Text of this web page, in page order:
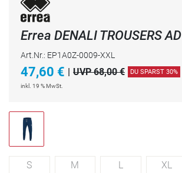
Errea DENALI TROUSERS AD
Art.Nr.: EP1A0Z-0009-XXL
47,60 € | UVP 68,00 € DU SPARST 30%
inkl. 19 % MwSt.
S M L XL